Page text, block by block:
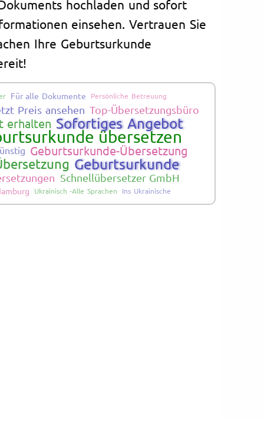
hochladen und sofort
einsehen. Vertrauen Sie
Ihre Geburtsurkunde
Für alle Dokumente Persönliche Betreuung
Preis ansehen Top-Übersetzungsbüro
erhalten Sofortiges Angebot
übersetzen
Geburtsurkunde-Übersetzung
Geburtsurkunde
Schnellübersetzer GmbH
Ukrainisch -Alle Sprachen Ins Ukrainische